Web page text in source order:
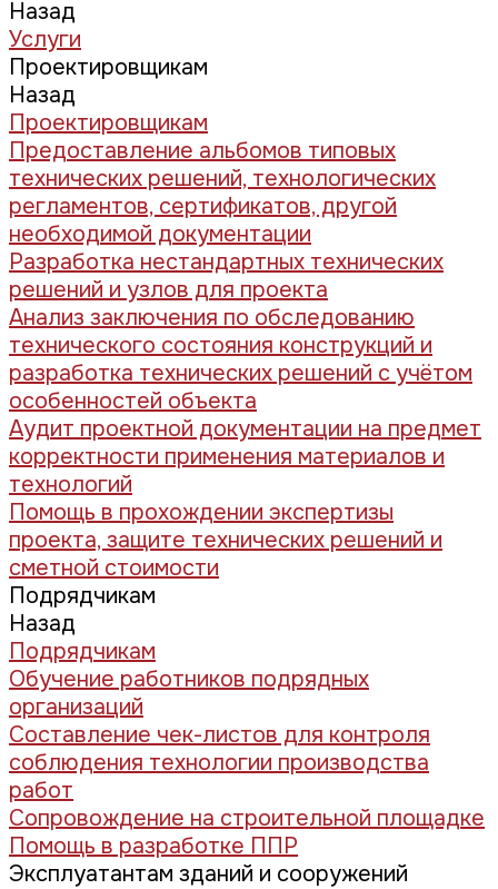
Назад
Услуги
Проектировщикам
Назад
Проектировщикам
Предоставление альбомов типовых
технических решений, технологических
регламентов, сертификатов, другой
необходимой документации
Разработка нестандартных технических
решений и узлов для проекта
Анализ заключения по обследованию
технического состояния конструкций и
разработка технических решений с учётом
особенностей объекта
Аудит проектной документации на предмет
корректности применения материалов и
технологий
Помощь в прохождении экспертизы
проекта, защите технических решений и
сметной стоимости
Подрядчикам
Назад
Подрядчикам
Обучение работников подрядных
организаций
Составление чек-листов для контроля
соблюдения технологии производства
работ
Сопровождение на строительной площадке
Помощь в разработке ППР
Эксплуатантам зданий и сооружений